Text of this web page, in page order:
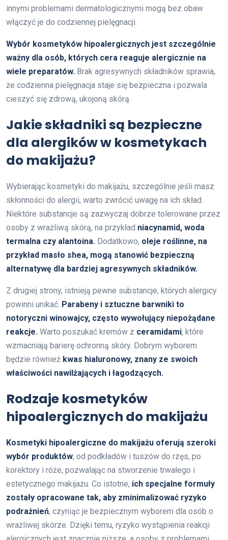
innymi problemami dermatologicznymi mogą bez obaw
włączyć je do codziennej pielęgnacji.
Wybór kosmetyków hipoalergicznych jest szczególnie
ważny dla osób, których cera reaguje alergicznie na
wiele preparatów. Brak agresywnych składników sprawia,
że codzienna pielęgnacja staje się bezpieczna i pozwala
cieszyć się zdrową, ukojoną skórą.
Jakie składniki są bezpieczne
dla alergików w kosmetykach
do makijażu?
Wybierając kosmetyki do makijażu, szczególnie jeśli masz
skłonności do alergii, warto zwrócić uwagę na ich skład.
Niektóre substancje są zazwyczaj dobrze tolerowane przez
osoby z wrażliwą skórą, na przykład niacynamid, woda
termalna czy alantoina. Dodatkowo, oleje roślinne, na
przykład masło shea, mogą stanowić bezpieczną
alternatywę dla bardziej agresywnych składników.
Z drugiej strony, istnieją pewne substancje, których alergicy
powinni unikać. Parabeny i sztuczne barwniki to
notoryczni winowajcy, często wywołujący niepożądane
reakcje. Warto poszukać kremów z ceramidami, które
wzmacniają barierę ochronną skóry. Dobrym wyborem
będzie również kwas hialuronowy, znany ze swoich
właściwości nawilżających i łagodzących.
Rodzaje kosmetyków
hipoalergicznych do makijażu
Kosmetyki hipoalergiczne do makijażu oferują szeroki
wybór produktów, od podkładów i tuszów do rzęs, po
korektory i róże, pozwalając na stworzenie trwałego i
estetycznego makijażu. Co istotne, ich specjalne formuły
zostały opracowane tak, aby zminimalizować ryzyko
podrażnień, czyniąc je bezpiecznym wyborem dla osób o
wrażliwej skórze. Dzięki temu, ryzyko wystąpienia reakcji